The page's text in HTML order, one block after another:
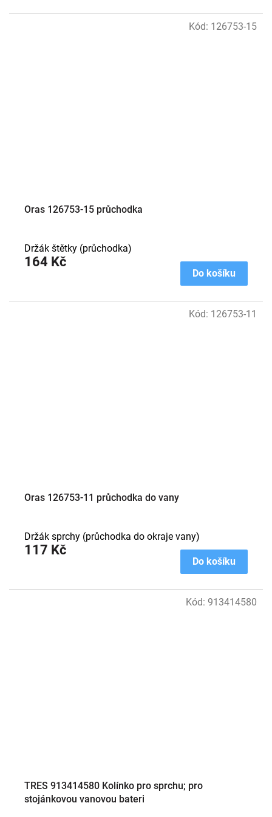
Oras 126753-15 průchodka
164 Kč
Do košíku
Držák štětky (průchodka)
Kód: 126753-15
Oras 126753-11 průchodka do vany
117 Kč
Do košíku
Držák sprchy (průchodka do okraje vany)
Kód: 126753-11
TRES 913414580 Kolínko pro sprchu; pro
stojánkovou vanovou bateri
Kód: 913414580